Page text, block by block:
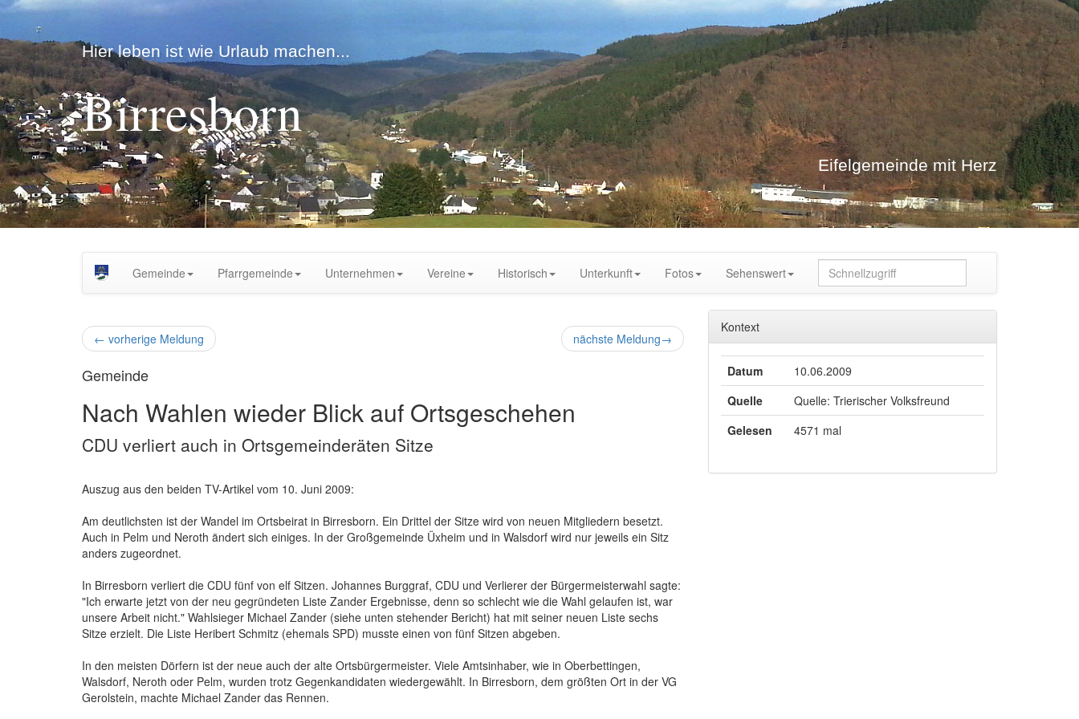
Hier leben ist wie Urlaub machen...
Birresborn
Eifelgemeinde mit Herz
Gemeinde Pfarrgemeinde Unternehmen Vereine Historisch Unterkunft Fotos Sehenswert
← vorherige Meldung nächste Meldung→
Gemeinde
Nach Wahlen wieder Blick auf Ortsgeschehen
CDU verliert auch in Ortsgemeinderäten Sitze
Auszug aus den beiden TV-Artikel vom 10. Juni 2009:
Am deutlichsten ist der Wandel im Ortsbeirat in Birresborn. Ein Drittel der Sitze wird von neuen Mitgliedern besetzt.
Auch in Pelm und Neroth ändert sich einiges. In der Großgemeinde Üxheim und in Walsdorf wird nur jeweils ein Sitz
anders zugeordnet.
In Birresborn verliert die CDU fünf von elf Sitzen. Johannes Burggraf, CDU und Verlierer der Bürgermeisterwahl sagte:
"Ich erwarte jetzt von der neu gegründeten Liste Zander Ergebnisse, denn so schlecht wie die Wahl gelaufen ist, war
unsere Arbeit nicht." Wahlsieger Michael Zander (siehe unten stehender Bericht) hat mit seiner neuen Liste sechs
Sitze erzielt. Die Liste Heribert Schmitz (ehemals SPD) musste einen von fünf Sitzen abgeben.
In den meisten Dörfern ist der neue auch der alte Ortsbürgermeister. Viele Amtsinhaber, wie in Oberbettingen,
Walsdorf, Neroth oder Pelm, wurden trotz Gegenkandidaten wiedergewählt. In Birresborn, dem größten Ort in der VG
Gerolstein, machte Michael Zander das Rennen.
Kontext
Datum
10.06.2009
Quelle
Quelle: Trierischer Volksfreund
Gelesen
4571 mal